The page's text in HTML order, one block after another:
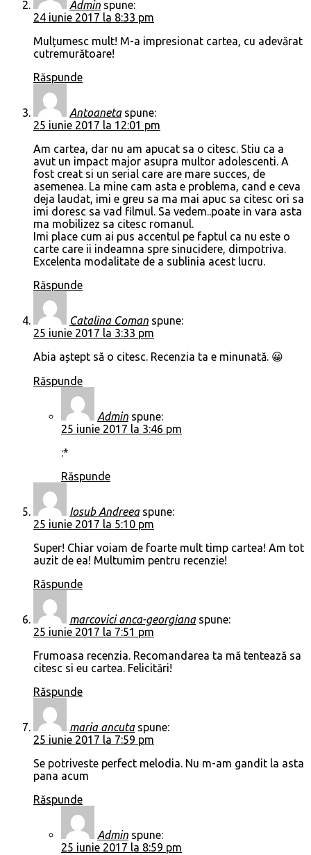
Admin spune:
24 iunie 2017 la 8:33 pm
Mulțumesc mult! M-a impresionat cartea, cu adevărat
cutremurătoare!
Răspunde
Antoaneta spune:
25 iunie 2017 la 12:01 pm
Am cartea, dar nu am apucat sa o citesc. Stiu ca a
avut un impact major asupra multor adolescenti. A
fost creat si un serial care are mare succes, de
asemenea. La mine cam asta e problema, cand e ceva
deja laudat, imi e greu sa ma mai apuc sa citesc ori sa
imi doresc sa vad filmul. Sa vedem..poate in vara asta
ma mobilizez sa citesc romanul.
Imi place cum ai pus accentul pe faptul ca nu este o
carte care ii indeamna spre sinucidere, dimpotriva.
Excelenta modalitate de a sublinia acest lucru.
Răspunde
Catalina Coman spune:
25 iunie 2017 la 3:33 pm
Abia aștept să o citesc. Recenzia ta e minunată. 😀
Răspunde
Admin spune:
25 iunie 2017 la 3:46 pm
:*
Răspunde
Iosub Andreea spune:
25 iunie 2017 la 5:10 pm
Super! Chiar voiam de foarte mult timp cartea! Am tot
auzit de ea! Multumim pentru recenzie!
Răspunde
marcovici anca-georgiana spune:
25 iunie 2017 la 7:51 pm
Frumoasa recenzia. Recomandarea ta mă tentează sa
citesc si eu cartea. Felicitări!
Răspunde
maria ancuta spune:
25 iunie 2017 la 7:59 pm
Se potriveste perfect melodia. Nu m-am gandit la asta
pana acum
Răspunde
Admin spune:
25 iunie 2017 la 8:59 pm